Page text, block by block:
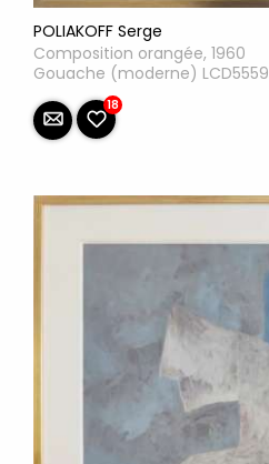
POLIAKOFF Serge
Composition orangée, 1960
Gouache (moderne) LCD5559
18